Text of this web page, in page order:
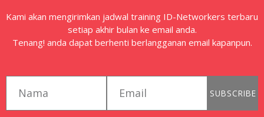
Kami akan mengirimkan jadwal training ID-Networkers terbaru
setiap akhir bulan ke email anda.
Tenang! anda dapat berhenti berlangganan email kapanpun.
SUBSCRIBE